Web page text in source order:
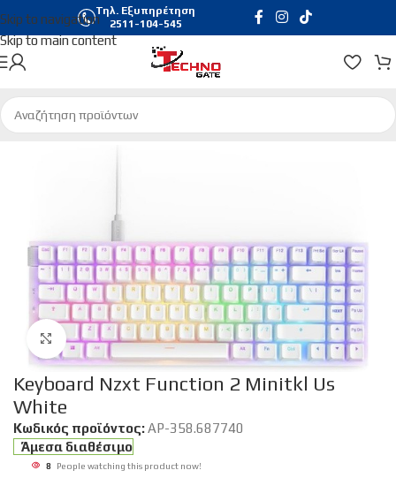
Skip to navigation
Skip to main content
Τηλ. Εξυπηρέτηση
2511-104-545
Αρχική σελίδα/Gaming/Gaming Keyboards
Click to enlarge
Keyboard Nzxt Function 2 Minitkl Us
White
Κωδικός προϊόντος:AP-358.687740
Άμεσα διαθέσιμο
8 People watching this product now!